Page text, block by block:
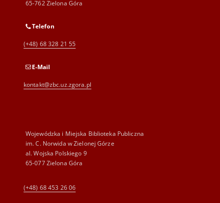
65-762 Zielona Góra
Telefon
(+48) 68 328 21 55
E-Mail
kontakt@zbc.uz.zgora.pl
Wojewódzka i Miejska Biblioteka Publiczna
im. C. Norwida w Zielonej Górze
al. Wojska Polskiego 9
65-077 Zielona Góra
(+48) 68 453 26 06